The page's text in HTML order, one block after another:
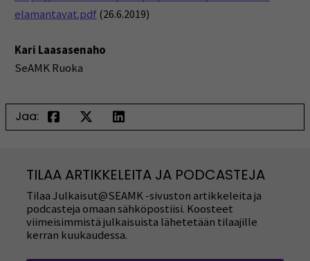
elamantavat.pdf(26.6.2019)
Kari Laasasenaho
SeAMK Ruoka
Jaa:
TILAA ARTIKKELEITA JA PODCASTEJA
Tilaa Julkaisut@SEAMK -sivuston artikkeleita ja
podcasteja omaan sähköpostiisi. Koosteet
viimeisimmistä julkaisuista lähetetään tilaajille
kerran kuukaudessa.